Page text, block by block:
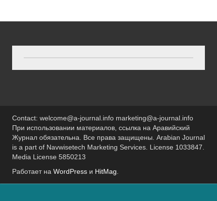
Contact: welcome@a-journal.info marketing@a-journal.info
При использовании материалов, ссылка на Аравийский
Журнал обязательна. Все права защищены. Arabian Journal
is a part of Navwisetech Marketing Services. License 1033847.
Media License 5850213
Работает на WordPress и HitMag